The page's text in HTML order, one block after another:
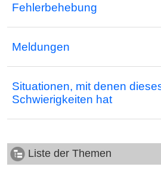
Fehlerbehebung
Meldungen
Situationen, mit denen
Schwierigkeiten hat
Liste der Themen